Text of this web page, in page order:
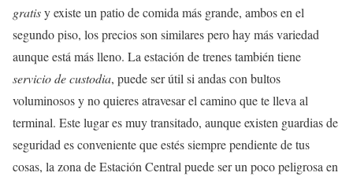
gratisy existe un patio de comida más grande, ambos en el
segundo piso, los precios son similares pero hay más variedad
aunque está más lleno. La estación de trenes también tiene
servicio de custodia, puede ser útil si andas con bultos
voluminosos y no quieres atravesar el camino que te lleva al
terminal. Este lugar es muy transitado, aunque existen guardias de
seguridad es conveniente que estés siempre pendiente de tus
cosas, la zona de Estación Central puede ser un poco peligrosa en